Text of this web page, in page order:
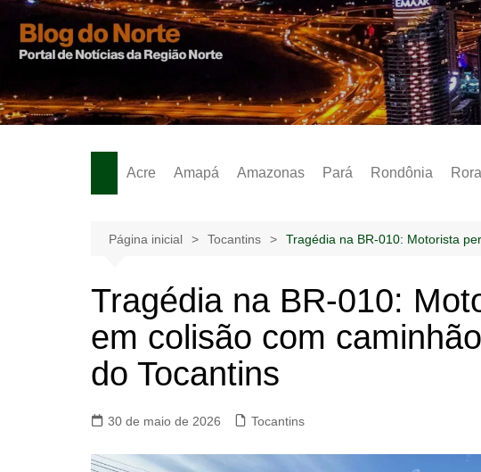
para
Acre Amapá Amazonas Pará Rondônia
Página inicial Tocantins Tragédia na BR-010: Motorista
Tragédia na BR-010:
em colisão com
do Tocantins
30 de maio de 2026 Tocantins